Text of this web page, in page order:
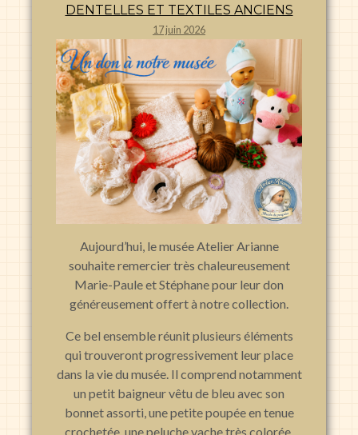
DENTELLES ET TEXTILES ANCIENS
17 juin 2026
Aujourd’hui, le musée Atelier Arianne
souhaite remercier très chaleureusement
Marie-Paule et Stéphane pour leur don
généreusement offert à notre collection.
Ce bel ensemble réunit plusieurs éléments
qui trouveront progressivement leur place
dans la vie du musée. Il comprend notamment
un petit baigneur vêtu de bleu avec son
bonnet assorti, une petite poupée en tenue
crochetée, une peluche vache très colorée,